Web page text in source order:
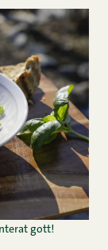
gott!